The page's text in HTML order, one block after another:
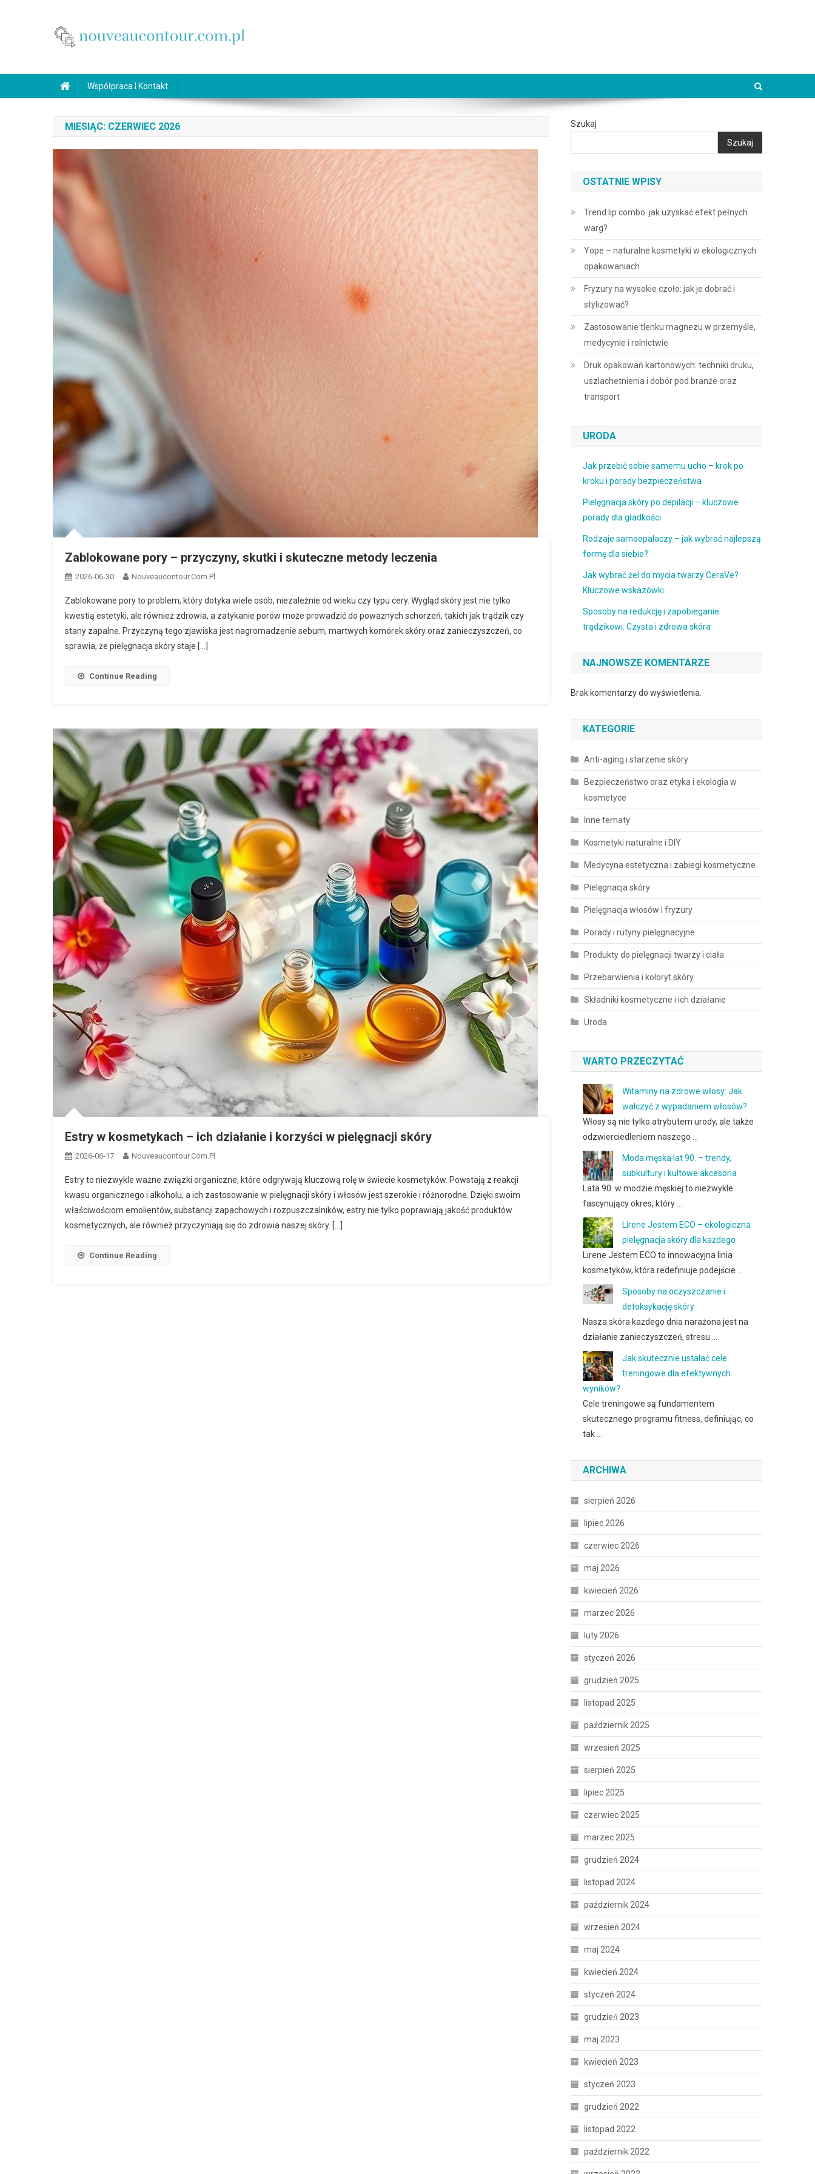
Współpraca I Kontakt
MIESIĄC: CZERWIEC 2026
Zablokowane pory – przyczyny, skutki i skuteczne metody leczenia
2026-06-30 Nouveaucontour.com.pl
Zablokowane pory to problem, który dotyka wiele osób, niezależnie od wieku czy typu cery. Wygląd skóry jest nie tylko
kwestią estetyki, ale również zdrowia, a zatykanie porów może prowadzić do poważnych schorzeń, takich jak trądzik czy
stany zapalne. Przyczyną tego zjawiska jest nagromadzenie sebum, martwych komórek skóry oraz zanieczyszczeń, co
sprawia, że pielęgnacja skóry staje […]
Continue Reading
Estry w kosmetykach – ich działanie i korzyści w pielęgnacji skóry
2026-06-17 Nouveaucontour.com.pl
Estry to niezwykle ważne związki organiczne, które odgrywają kluczową rolę w świecie kosmetyków. Powstają z reakcji
kwasu organicznego i alkoholu, a ich zastosowanie w pielęgnacji skóry i włosów jest szerokie i różnorodne. Dzięki swoim
właściwościom emolientów, substancji zapachowych i rozpuszczalników, estry nie tylko poprawiają jakość produktów
kosmetycznych, ale również przyczyniają się do zdrowia naszej skóry. […]
Continue Reading
Szukaj
Szukaj
OSTATNIE WPISY
Trend lip combo: jak uzyskać efekt pełnych
warg?
Yope – naturalne kosmetyki w ekologicznych
opakowaniach
Fryzury na wysokie czoło: jak je dobrać i
stylizować?
Zastosowanie tlenku magnezu w przemyśle,
medycynie i rolnictwie
Druk opakowań kartonowych: techniki druku,
uszlachetnienia i dobór pod branże oraz
transport
URODA
Jak przebić sobie samemu ucho – krok po
kroku i porady bezpieczeństwa
Pielęgnacja skóry po depilacji – kluczowe
porady dla gładkości
Rodzaje samoopalaczy – jak wybrać najlepszą
formę dla siebie?
Jak wybrać żel do mycia twarzy CeraVe?
Kluczowe wskazówki
Sposoby na redukcję i zapobieganie
trądzikowi: Czysta i zdrowa skóra
NAJNOWSZE KOMENTARZE
Brak komentarzy do wyświetlenia.
KATEGORIE
Anti-aging i starzenie skóry
Bezpieczeństwo oraz etyka i ekologia w
kosmetyce
Inne tematy
Kosmetyki naturalne i DIY
Medycyna estetyczna i zabiegi kosmetyczne
Pielęgnacja skóry
Pielęgnacja włosów i fryzury
Porady i rutyny pielęgnacyjne
Produkty do pielęgnacji twarzy i ciała
Przebarwienia i koloryt skóry
Składniki kosmetyczne i ich działanie
Uroda
WARTO PRZECZYTAĆ
Witaminy na zdrowe włosy: Jak
walczyć z wypadaniem włosów?
Włosy są nie tylko atrybutem urody, ale także
odzwierciedleniem naszego …
Moda męska lat 90. – trendy,
subkultury i kultowe akcesoria
Lata 90. w modzie męskiej to niezwykle
fascynujący okres, który …
Lirene Jestem ECO – ekologiczna
pielęgnacja skóry dla każdego
Lirene Jestem ECO to innowacyjna linia
kosmetyków, która redefiniuje podejście …
Sposoby na oczyszczanie i
detoksykację skóry
Nasza skóra każdego dnia narażona jest na
działanie zanieczyszczeń, stresu …
Jak skutecznie ustalać cele
treningowe dla efektywnych
wyników?
Cele treningowe są fundamentem
skutecznego programu fitness, definiując, co
tak …
ARCHIWA
sierpień 2026
lipiec 2026
czerwiec 2026
maj 2026
kwiecień 2026
marzec 2026
luty 2026
styczeń 2026
grudzień 2025
listopad 2025
październik 2025
wrzesień 2025
sierpień 2025
lipiec 2025
czerwiec 2025
marzec 2025
grudzień 2024
listopad 2024
październik 2024
wrzesień 2024
maj 2024
kwiecień 2024
styczeń 2024
grudzień 2023
maj 2023
kwiecień 2023
styczeń 2023
grudzień 2022
listopad 2022
październik 2022